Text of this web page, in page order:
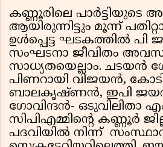
കണ്ണൂരിലെ പാർട്ടിയുടെ
ആയിരുന്നിട്ടും മൂന്ന്
ഉൾപ്പെട്ട ഘടകത്തിൽ പി
സംഘടനാ ജീവിതം
സാധ്യതയെല്ലാം. ചടയൻ
പിണറായി വിജയൻ,
ബാലകൃഷ്ണൻ, ഇപി
ഗോവിന്ദൻ- ഒടുവിലിതാ
സിപിഎമ്മിന്‍റെ കണ്ണൂർ
പദവിയിൽ നിന്ന്